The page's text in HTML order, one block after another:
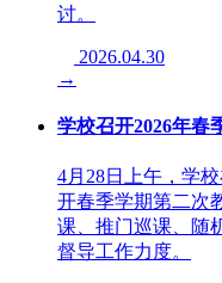
讨。
2026.04.30
→
学校召开2026年春
4月28日上午，学
开春季学期第二次
课、推门巡课、随
督导工作力度。